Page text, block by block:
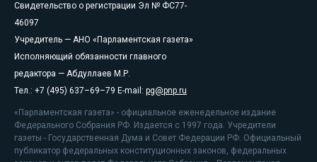
Свидетельство о регистрации Эл № ФС77-
46097
Учредитель — АНО «Парламентская газета»
Исполняющий обязанности главного
редактора — Абдуллаев М.Р.
Тел.: +7 (495) 637–69–79 E-mail: pg@pnp.ru
«Парламентская газета» - официальное еженедельное издание
Федерального Собрания РФ. Издается с 1997 года. Учредители
газеты - Государственная Дума и Совет Федерации РФ. Официальный
публикатор федеральных конституционных законов, федеральных